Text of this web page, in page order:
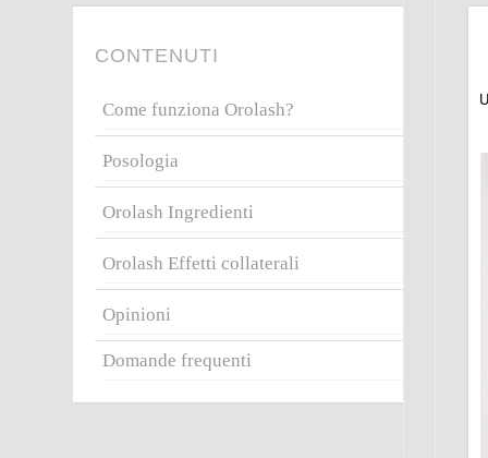
CONTENUTI
Come funziona Orolash?
Posologia
Orolash Ingredienti
Orolash Effetti collaterali
Opinioni
Domande frequenti